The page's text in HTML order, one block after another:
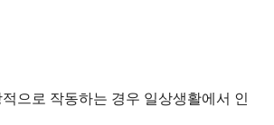
으로 작동하는 경우 일상생활에서 인